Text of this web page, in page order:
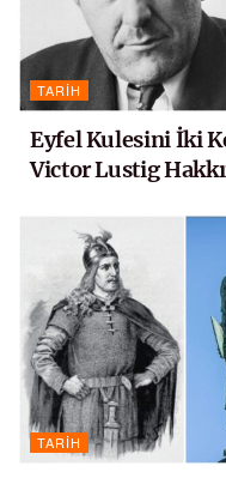
TARIH
Eyfel Kulesini İki
Victor Lustig
TARIH